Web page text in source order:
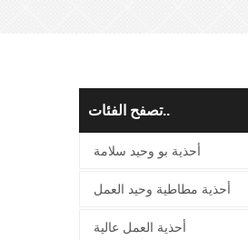
تصفح الفئات..
أحذية بو وحيد سلامة
أحذية مطاطية وحيد العمل
أحذية العمل عالية